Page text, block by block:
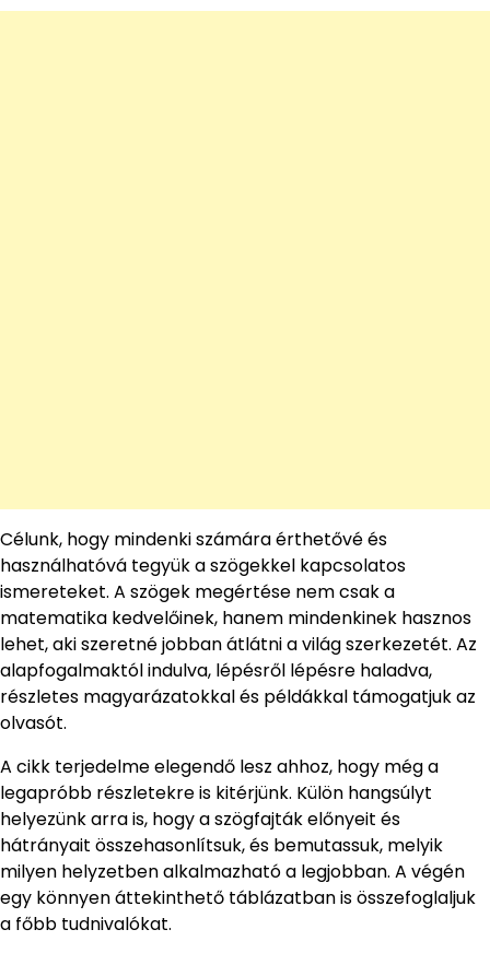
Célunk, hogy mindenki számára érthetővé és
használhatóvá tegyük a szögekkel kapcsolatos
ismereteket. A szögek megértése nem csak a
matematika kedvelőinek, hanem mindenkinek hasznos
lehet, aki szeretné jobban átlátni a világ szerkezetét. Az
alapfogalmaktól indulva, lépésről lépésre haladva,
részletes magyarázatokkal és példákkal támogatjuk az
olvasót.
A cikk terjedelme elegendő lesz ahhoz, hogy még a
legapróbb részletekre is kitérjünk. Külön hangsúlyt
helyezünk arra is, hogy a szögfajták előnyeit és
hátrányait összehasonlítsuk, és bemutassuk, melyik
milyen helyzetben alkalmazható a legjobban. A végén
egy könnyen áttekinthető táblázatban is összefoglaljuk
a főbb tudnivalókat.